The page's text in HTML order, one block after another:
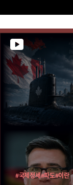
#국제정세#파도#이란